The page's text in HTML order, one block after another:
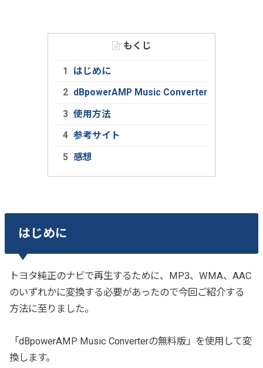
もくじ
はじめに
dBpowerAMP Music Converter
使用方法
参考サイト
感想
はじめに
トヨタ純正のナビで再生するために、MP3、WMA、AAC
のいずれかに変換する必要があったので今回ご紹介する
方法に至りました。
「dBpowerAMP Music Converterの無料版」を使用して変
換します。